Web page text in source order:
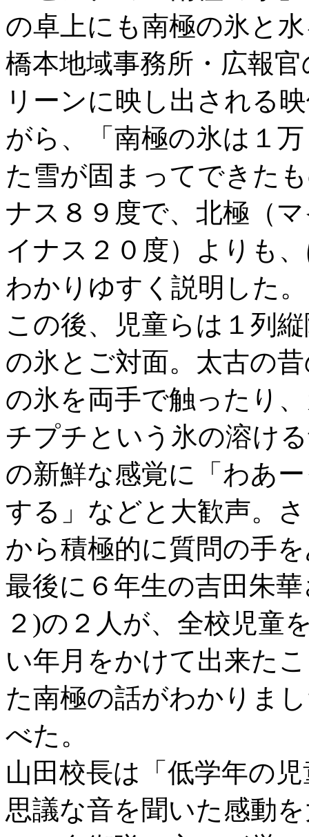
の卓上にも南極の氷と
橋本地域事務所・広報
リーンに映し出される
がら、「南極の氷は１
た雪が固まってできた
ナス８９度で、北極（
イナス２０度）よりも
わかりゆすく説明した。
この後、児童らは１列
の氷とご対面。太古の
の氷を両手で触ったり
チプチという氷の溶け
の新鮮な感覚に「わあ
する」などと大歓声。
から積極的に質問の手
最後に６年生の吉田朱
２)の２人が、全校児童
い年月をかけて出来た
た南極の話がわかりま
べた。
山田校長は「低学年の
思議な音を聞いた感動